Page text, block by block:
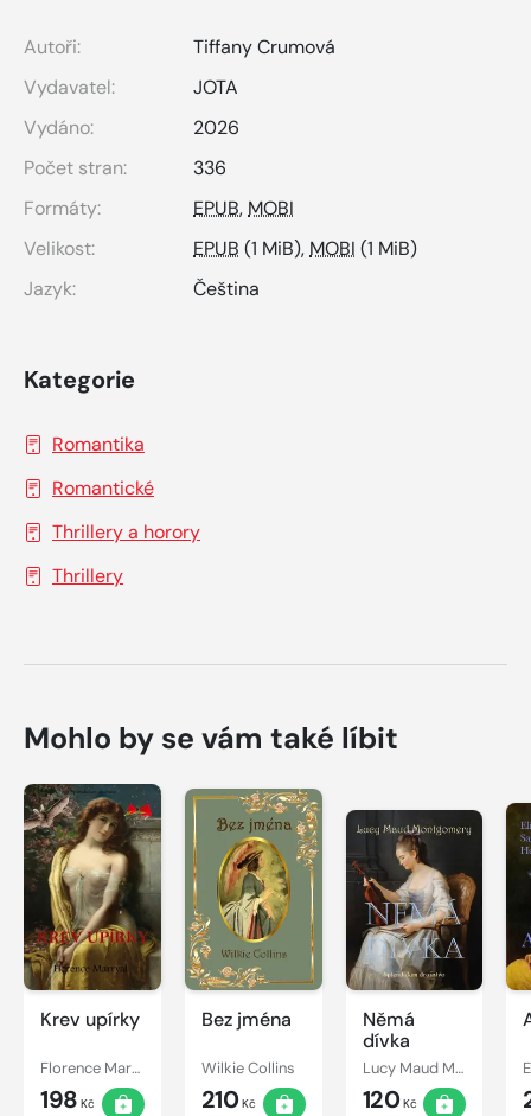
Autoři:
Tiffany Crumová
Vydavatel:
JOTA
Vydáno:
2026
Počet stran:
336
Formáty:
EPUB, MOBI
Velikost:
EPUB (1 MiB), MOBI (1 MiB)
Jazyk:
Čeština
Kategorie
Romantika
Romantické
Thrillery a horory
Thrillery
Mohlo by se vám také líbit
Krev upírky
Florence Marryat
198 Kč
Bez jména
Wilkie Collins
210Kč
Němá
dívka
Lucy Maud Montgomery
120Kč